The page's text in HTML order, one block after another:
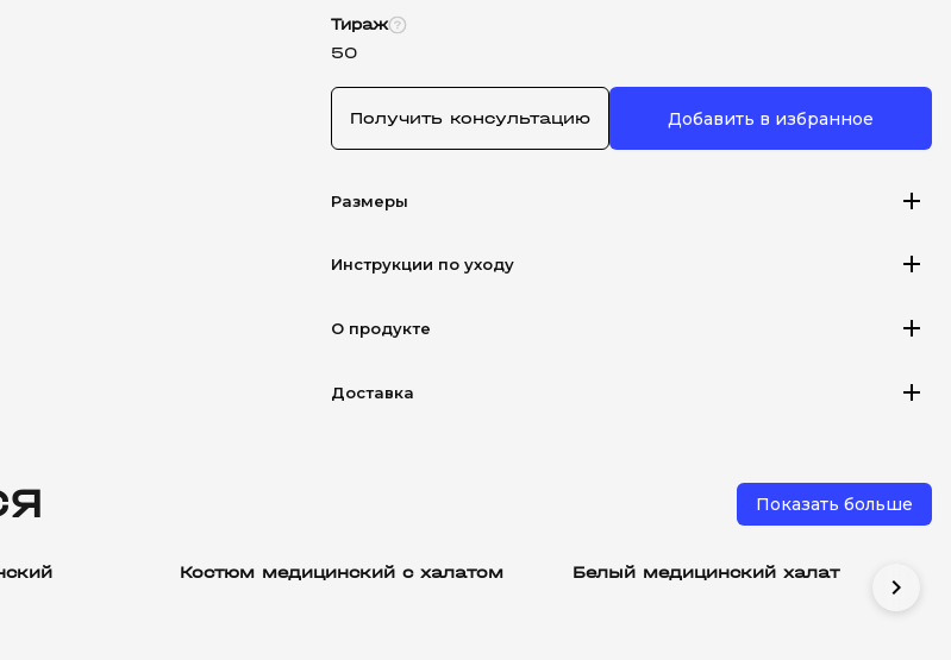
Тираж
50
Получить консультацию Добавить в избранное
Размеры add
Инструкции по уходу add
О продукте add
Доставка add
Показать больше
Костюм медицинский с халатом Белый медицинский халат
chevron_right